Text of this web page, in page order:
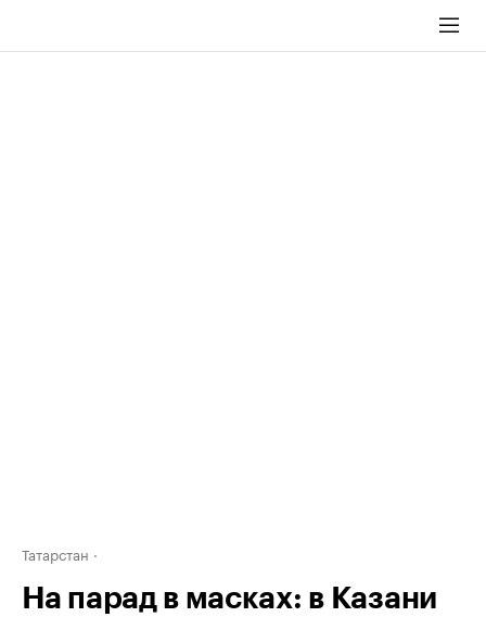
Татарстан
На парад в масках: в Казани